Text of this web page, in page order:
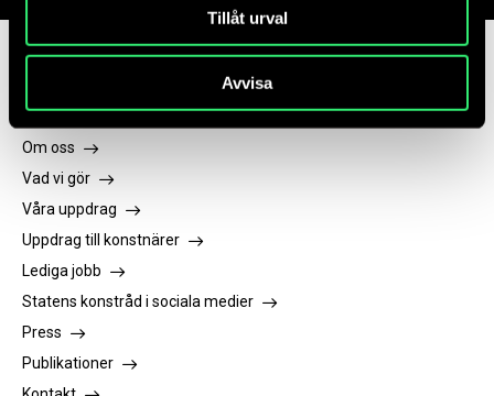
Tillåt urval
Avvisa
Om Statens konstråd
Om oss
Vad vi gör
Våra uppdrag
Uppdrag till konstnärer
Lediga jobb
Statens konstråd i sociala medier
Press
Publikationer